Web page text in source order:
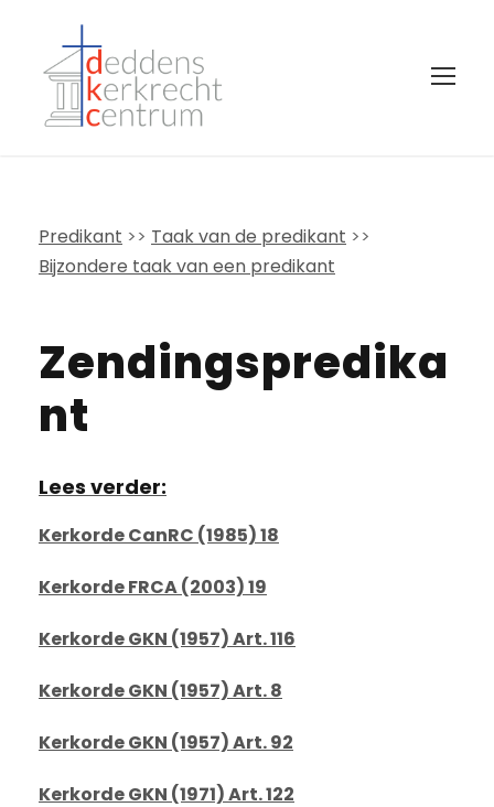
Predikant >> Taak van de predikant >>
Bijzondere taak van een predikant
Zendingspredika
Nt
Lees verder:
Kerkorde CanRC (1985) 18
Kerkorde FRCA (2003) 19
Kerkorde GKN (1957) Art. 116
Kerkorde GKN (1957) Art. 8
Kerkorde GKN (1957) Art. 92
Kerkorde GKN (1971) Art. 122